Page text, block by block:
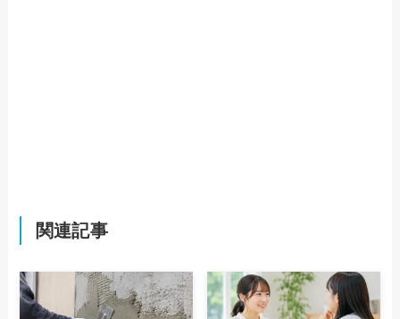
関連記事